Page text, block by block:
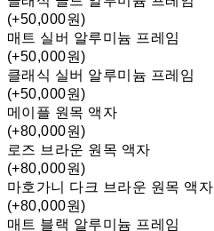
(+50,000원)
매트 실버 알루미늄 프레임
(+50,000원)
클래식 실버 알루미늄 프레임
(+50,000원)
메이플 원목 액자
(+80,000원)
로즈 브라운 원목 액자
(+80,000원)
마호가니 다크 브라운 원목 액자
(+80,000원)
매트 블랙 알루미늄 프레임